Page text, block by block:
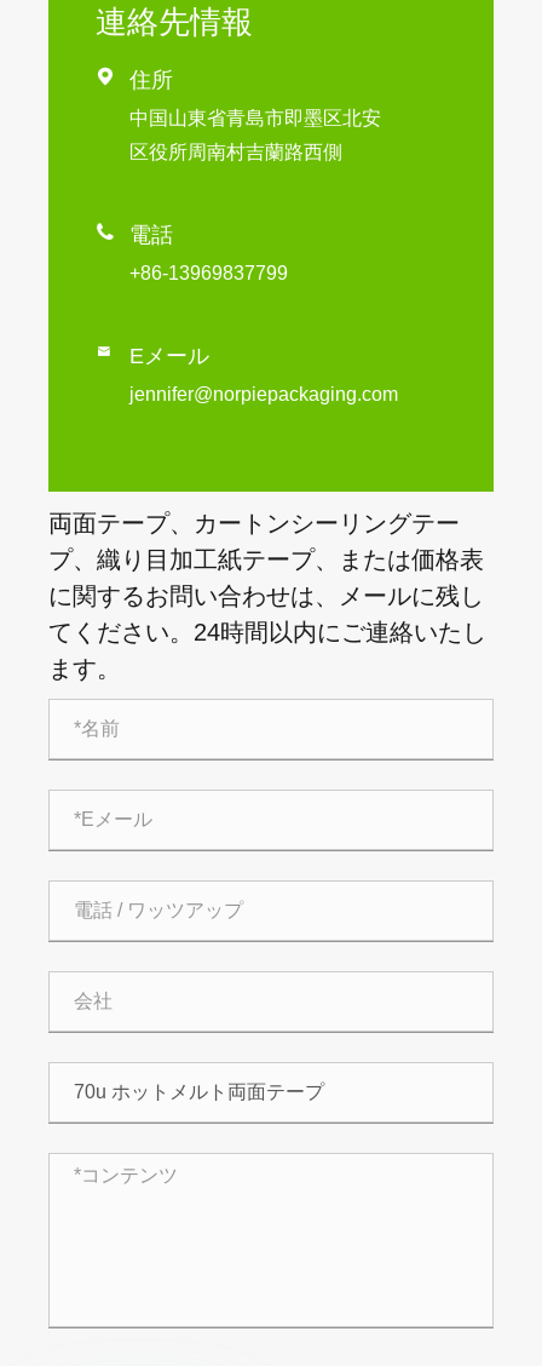
連絡先情報
 住所
中国山東省青島市即墨区北安
区役所周南村吉蘭路西側
 電話
+86-13969837799
 Eメール
jennifer@norpiepackaging.com
両面テープ、カートンシーリングテー
プ、織り目加工紙テープ、または価格表
に関するお問い合わせは、メールに残し
てください。24時間以内にご連絡いたし
ます。